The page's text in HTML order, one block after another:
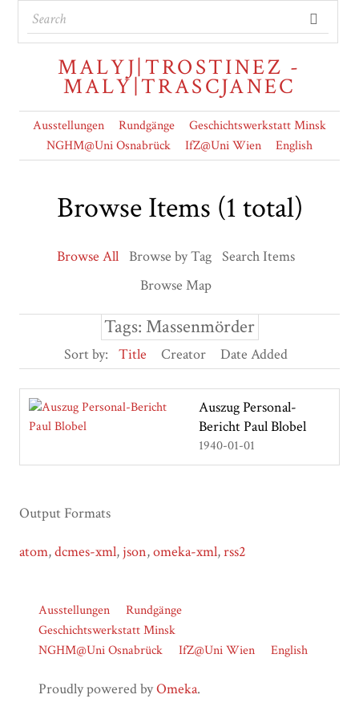
MALYJ|TROSTINEZ -
MALY|TRASCJANEC
Ausstellungen Rundgänge
Geschichtswerkstatt Minsk
NGHM@Uni Osnabrück
IfZ@Uni Wien English
Browse Items (1 total)
Browse All Browse by Tag Search Items
Browse Map
Tags: Massenmörder
Sort by: Title Creator Date Added
Auszug Personal-
Bericht Paul Blobel
1940-01-01
Output Formats
atom,dcmes-xml, json,omeka-xml,rss2
Ausstellungen
Rundgänge
Geschichtswerkstatt Minsk
NGHM@Uni Osnabrück
IfZ@Uni Wien English
Proudly powered byOmeka.